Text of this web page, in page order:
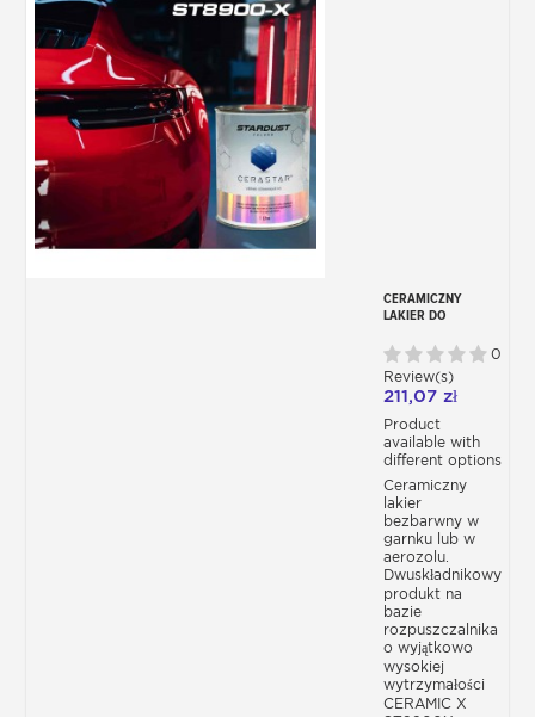
CERAMICZNY
LAKIER DO
CERASTAR X
ST8900X
0
Review(s)
211,07 zł
Product
available with
different options
Ceramiczny
lakier
bezbarwny w
garnku lub w
aerozolu.
Dwuskładnikowy
produkt na
bazie
rozpuszczalnika
o wyjątkowo
wysokiej
wytrzymałości
CERAMIC X